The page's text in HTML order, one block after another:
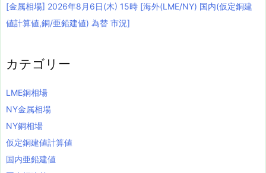
[金属相場] 2026年8月6日(木) 15時 [海外(LME/NY) 国内(仮定銅建
値計算値,銅/亜鉛建値) 為替 市況]
カテゴリー
LME銅相場
NY金属相場
NY銅相場
仮定銅建値計算値
国内亜鉛建値